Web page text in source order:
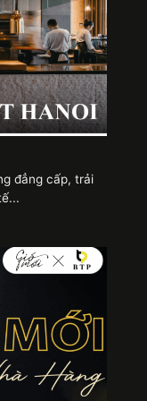
kế, chất liệu
quà tặng
đồng phục,
cực kỳ hữu ích
đẳng cấp, trải